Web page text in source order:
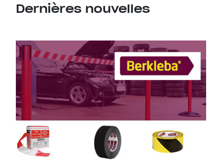
Dernières nouvelles